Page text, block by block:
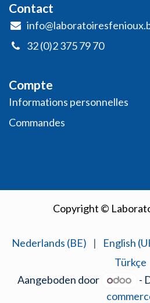
Contact
32 (0)2 375 79 70
Compte
Informations personnelles
​Commandes
Copyright ©
Nederlands (BE) | English
Türkçe
Aangeboden door
-